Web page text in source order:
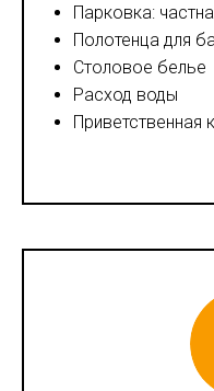
Парковка:
Полотенца для
Столовое белье
Расход воды
Приветственная